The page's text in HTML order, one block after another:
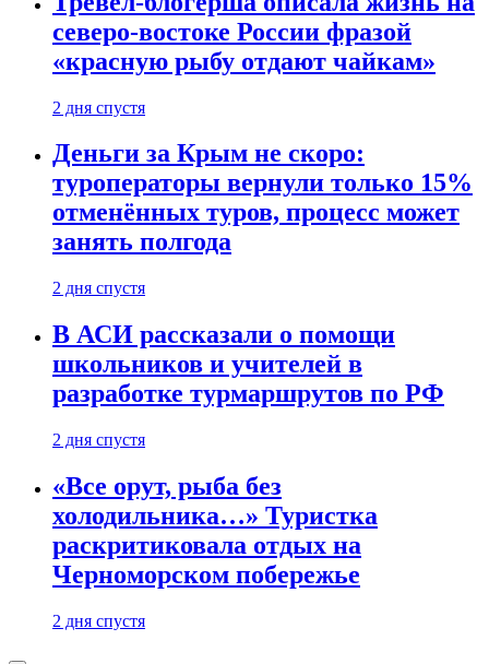
северо-востоке России фразой
«красную рыбу отдают чайкам»
2 дня спустя
Деньги за Крым не скоро:
туроператоры вернули только 15%
отменённых туров, процесс может
занять полгода
2 дня спустя
В АСИ рассказали о помощи
школьников и учителей в
разработке турмаршрутов по РФ
2 дня спустя
«Все орут, рыба без
холодильника…» Туристка
раскритиковала отдых на
Черноморском побережье
2 дня спустя